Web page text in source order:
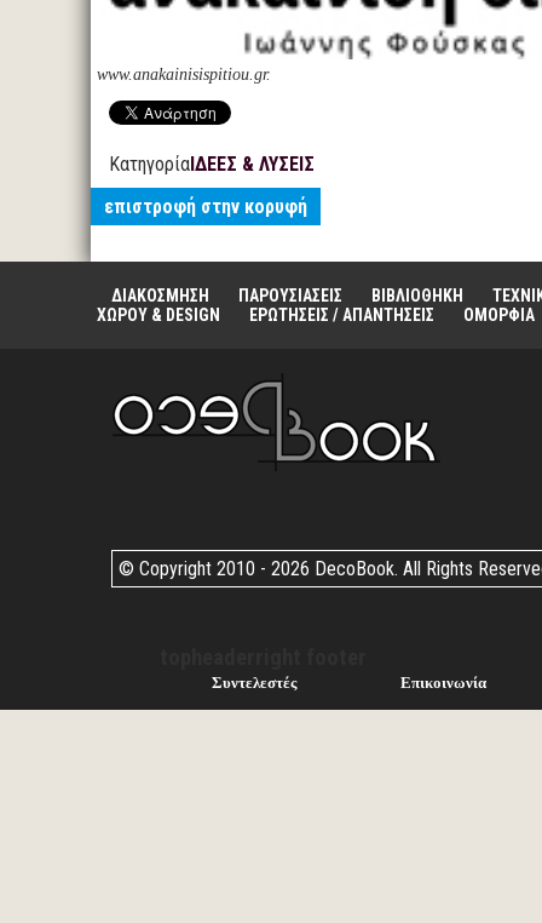
www.anakainisispitiou.gr.
ΚατηγορίαΙΔΕΕΣ & ΛΥΣΕΙΣ
επιστροφή στην κορυφή
ΔΙΑΚΟΣΜΗΣΗ ΠΑΡΟΥΣΙΑΣΕΙΣ ΒΙΒΛΙΟΘΗΚΗ
ΧΩΡΟΥ & DESIGN
ΕΡΩΤΗΣΕΙΣ / ΑΠΑΝΤΗΣΕΙΣ ΟΜΟΡΦΙΑ
© Copyright 2010 - 2026 DecoBook. All Rights
Συντελεστές Επικοινωνία